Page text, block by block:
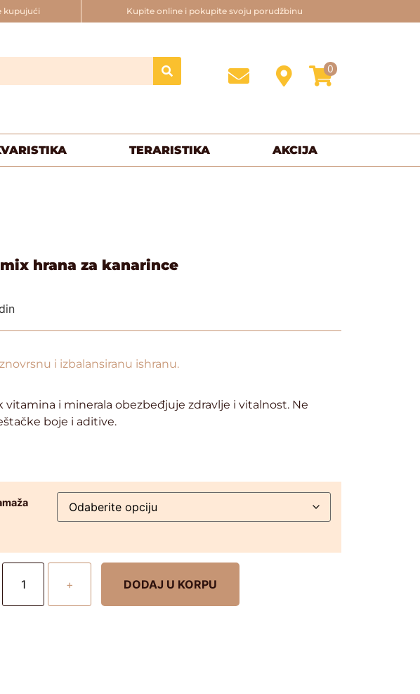
kupujući Kupite online i pokupite svoju porudžbinu
0
TERARISTIKA AKCIJA
hrana za kanarince
i izbalansiranu ishranu.
vitamina i minerala obezbeđjuje zdravlje i vitalnost. Ne
boje i aditive.
+ DODAJ U KORPU